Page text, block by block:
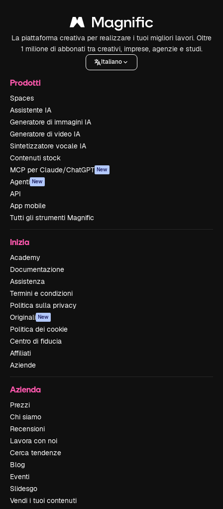
La piattaforma creativa per realizzare i tuoi migliori lavori. Oltre
1 milione di abbonati tra creativi, imprese, agenzie e studi.
Italiano
Prodotti
Spaces
Assistente IA
Generatore di immagini IA
Generatore di video IA
Sintetizzatore vocale IA
Contenuti stock
MCP per Claude/ChatGPT New
Agenti New
API
App mobile
Tutti gli strumenti Magnific
Inizia
Academy
Documentazione
Assistenza
Termini e condizioni
Politica sulla privacy
Originali New
Politica dei cookie
Centro di fiducia
Affiliati
Aziende
Azienda
Prezzi
Chi siamo
Recensioni
Lavora con noi
Cerca tendenze
Blog
Eventi
Slidesgo
Vendi i tuoi contenuti